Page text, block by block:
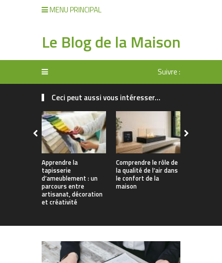
MENU PRINCIPAL
Le Blog de la Maison
Suivre :
Ceci peut aussi vous intéresser...
Apprendre la
tapisserie
d’ameublement : un
parcours entre
artisanat, décoration
et créativité
Comprendre le rôle de
la qualité de l’air dans
le confort de la
maison